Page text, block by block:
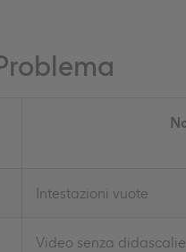
Intestazioni vuote
Video senza didascalie